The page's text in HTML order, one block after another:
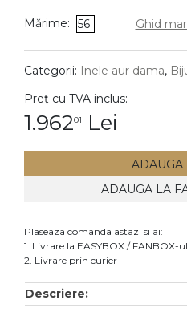
Pandantive
DIAMANTE
Cercei
Accesorii
Mărime: 56 Ghid
Categorii: Inele aur dama,
Preț cu TVA inclus:
1.96201 Lei
ADAUGA
ADAUGA LA
Plaseaza comanda astazi si ai:
1. Livrare la EASYBOX /
2. Livrare prin curier
Descriere: